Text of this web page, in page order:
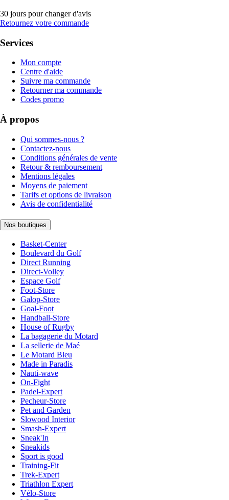
30 jours pour changer d'avis
Retournez votre commande
Services
Mon compte
Centre d'aide
Suivre ma commande
Retourner ma commande
Codes promo
À propos
Qui sommes-nous ?
Contactez-nous
Conditions générales de vente
Retour & remboursement
Mentions légales
Moyens de paiement
Tarifs et options de livraison
Avis de confidentialité
Nos boutiques
Basket-Center
Boulevard du Golf
Direct Running
Direct-Volley
Espace Golf
Foot-Store
Galop-Store
Goal-Foot
Handball-Store
House of Rugby
La bagagerie du Motard
La sellerie de Maé
Le Motard Bleu
Made in Paradis
Nauti-wave
On-Fight
Padel-Expert
Pecheur-Store
Pet and Garden
Slowood Interior
Smash-Expert
Sneak'In
Sneakids
Sport is good
Training-Fit
Trek-Expert
Triathlon Expert
Vélo-Store